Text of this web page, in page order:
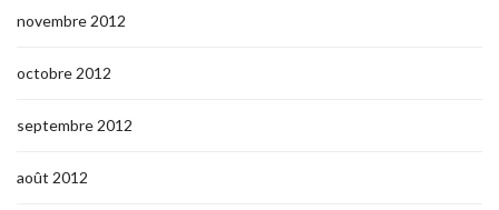
novembre 2012
octobre 2012
septembre 2012
août 2012